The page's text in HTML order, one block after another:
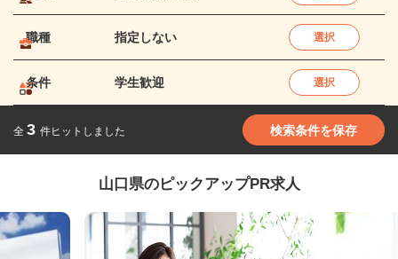
職種 指定しない 選択
条件 学生歓迎 選択
全 3 件ヒットしました 検索条件を保存
山口県のピックアップPR求人